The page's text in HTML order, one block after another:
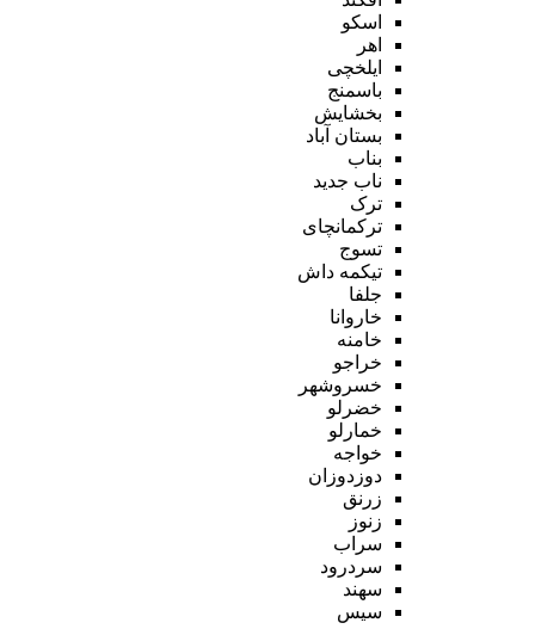
اسکو
اهر
ایلخچی
باسمنج
بخشایش
بستان آباد
بناب
ناب جدید
ترک
ترکمانچای
تسوج
تیکمه داش
جلفا
خاروانا
خامنه
خراجو
خسروشهر
خضرلو
خمارلو
خواجه
دوزدوزان
زرنق
زنوز
سراب
سردرود
سهند
سیس